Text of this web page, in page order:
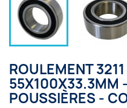
ROULEMENT
55X100X33.3MM
POUSSIÈRES -